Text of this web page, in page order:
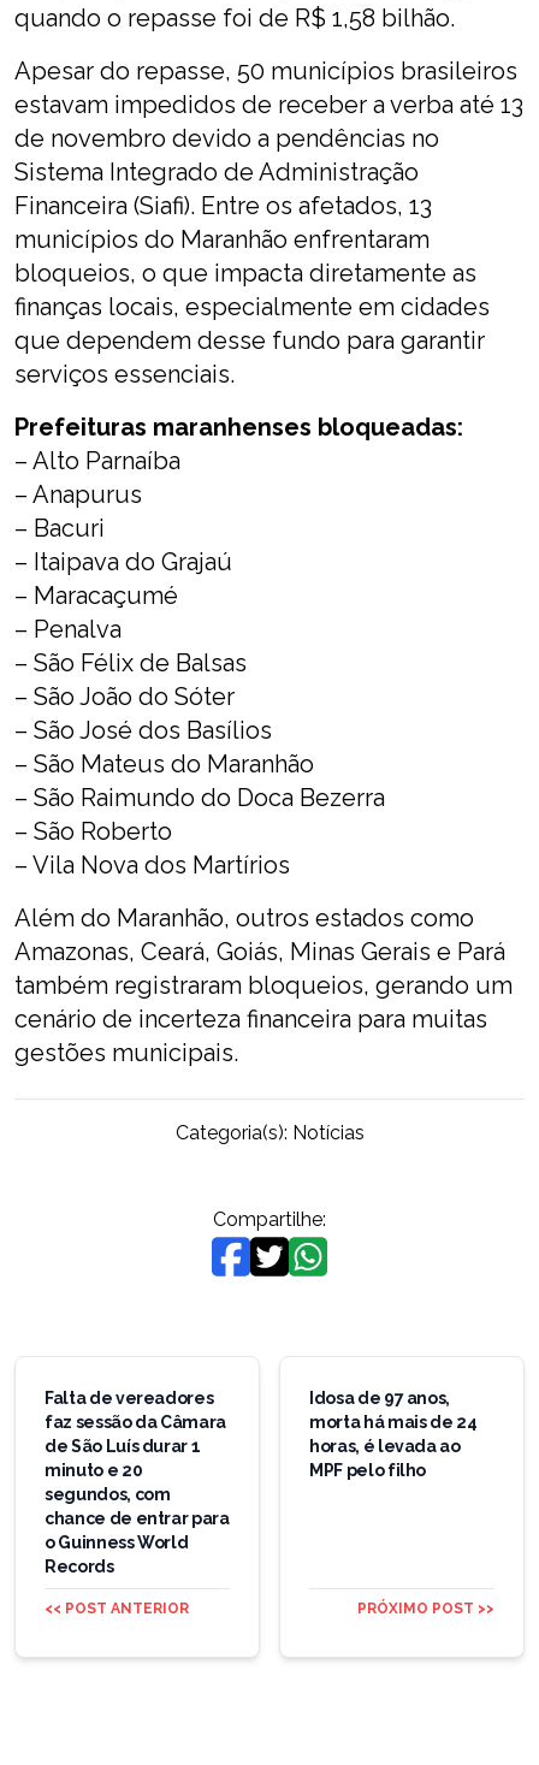
quando o repasse foi de R$ 1,58 bilhão.
Apesar do repasse, 50 municípios brasileiros
estavam impedidos de receber a verba até 13
de novembro devido a pendências no
Sistema Integrado de Administração
Financeira (Siafi). Entre os afetados, 13
municípios do Maranhão enfrentaram
bloqueios, o que impacta diretamente as
finanças locais, especialmente em cidades
que dependem desse fundo para garantir
serviços essenciais.
Prefeituras maranhenses bloqueadas:
– Alto Parnaíba
– Anapurus
– Bacuri
– Itaipava do Grajaú
– Maracaçumé
– Penalva
– São Félix de Balsas
– São João do Sóter
– São José dos Basílios
– São Mateus do Maranhão
– São Raimundo do Doca Bezerra
– São Roberto
– Vila Nova dos Martírios
Além do Maranhão, outros estados como
Amazonas, Ceará, Goiás, Minas Gerais e Pará
também registraram bloqueios, gerando um
cenário de incerteza financeira para muitas
gestões municipais.
Categoria(s): Notícias
Compartilhe:
Navegação
Post
Falta de vereadores
faz sessão da Câmara
de São Luís durar 1
minuto e 20
segundos, com
chance de entrar para
o Guinness World
Records
<< POST ANTERIOR
Idosa de 97 anos,
morta há mais de 24
horas, é levada ao
MPF pelo filho
PRÓXIMO POST >>